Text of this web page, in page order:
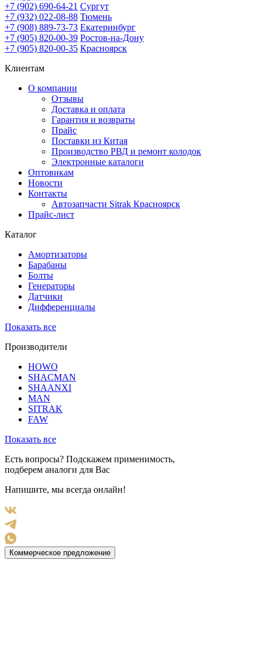
+7 (902) 690-64-21 Сургут
+7 (932) 022-08-88 Тюмень
+7 (908) 889-73-73 Екатеринбург
+7 (905) 820-00-39 Ростов-на-Дону
+7 (905) 820-00-35 Красноярск
Клиентам
О компании
Отзывы
Доставка и оплата
Гарантия и возвраты
Прайс
Поставки из Китая
Производство РВД и ремонт колодок
Электронные каталоги
Оптовикам
Новости
Контакты
Автозапчасти Sitrak Красноярск
Прайс-лист
Каталог
Амортизаторы
Барабаны
Болты
Генераторы
Датчики
Дифференциалы
Показать все
Производители
HOWO
SHACMAN
SHAANXI
MAN
SITRAK
FAW
Показать все
Есть вопросы? Подскажем применимость,
подберем аналоги для Вас
Напишите, мы всегда онлайн!
Коммерческое предложение